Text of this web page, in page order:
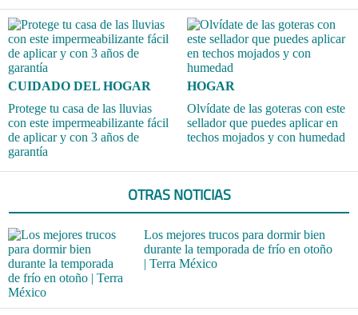
CUIDADO DEL HOGAR
Protege tu casa de las lluvias
con este impermeabilizante fácil
de aplicar y con 3 años de
garantía
HOGAR
Olvídate de las goteras con este
sellador que puedes aplicar en
techos mojados y con humedad
OTRAS NOTICIAS
Los mejores trucos para dormir bien
durante la temporada de frío en otoño
| Terra México